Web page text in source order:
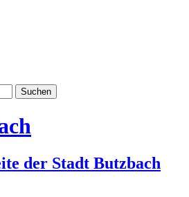
der Stadt Butzbach